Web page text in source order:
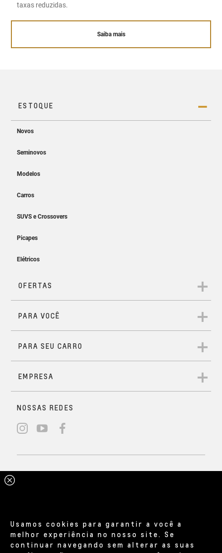
taxas reduzidas.
Saiba mais
Usamos cookies para garantir a você a
melhor experiência no nosso site. Se
continuar navegando sem alterar as suas